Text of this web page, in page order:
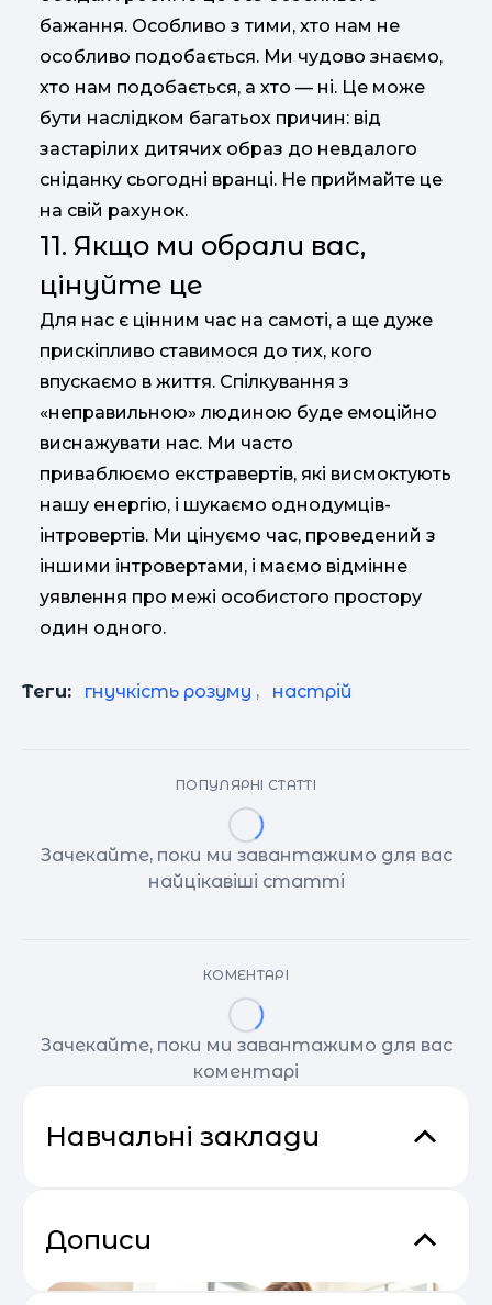
бажання. Особливо з тими, хто нам не
особливо подобається. Ми чудово знаємо,
хто нам подобається, а хто — ні. Це може
бути наслідком багатьох причин: від
застарілих дитячих образ до невдалого
сніданку сьогодні вранці. Не приймайте це
на свій рахунок.
11. Якщо ми обрали вас,
цінуйте це
Для нас є цінним час на самоті, а ще дуже
прискіпливо ставимося до тих, кого
впускаємо в життя. Спілкування з
«неправильною» людиною буде емоційно
виснажувати нас. Ми часто
приваблюємо екстравертів, які висмоктують
нашу енергію, і шукаємо однодумців-
інтровертів. Ми цінуємо час, проведений з
іншими інтровертами, і маємо відмінне
уявлення про межі особистого простору
один одного.
Теги: гнучкість розуму , настрій
ПОПУЛЯРНІ СТАТТІ
Зачекайте, поки ми завантажимо для вас
найцікавіші статті
КОМЕНТАРІ
Зачекайте, поки ми завантажимо для вас
коментарі
Навчальні заклади
Дописи